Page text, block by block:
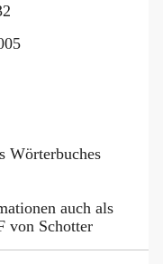
Wörterbuches
auch als
von Schotter